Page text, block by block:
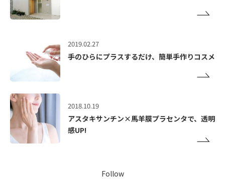
2019.02.27
手のひらにプラスするだけ、簡単手作りコスメ
2018.10.19
アスタキサンチン×馬羊膜プラセンタで、透明
感UP!
Follow